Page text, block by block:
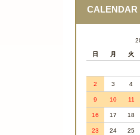
CALENDAR
日 月 火
2 3 4
9 10 11
16 17 18
23 24 25